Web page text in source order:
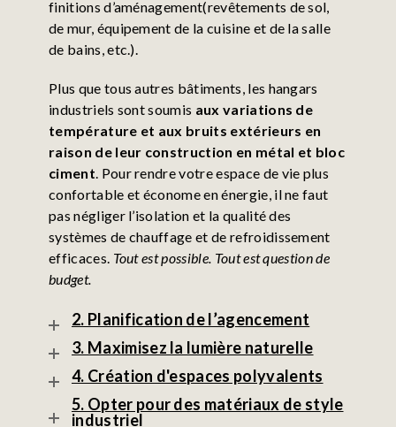
finitions d’aménagement(revêtements de sol,
de mur, équipement de la cuisine et de la salle
de bains, etc.).
Plus que tous autres bâtiments, les hangars
industriels sont soumis aux variations de
température et aux bruits extérieurs en
raison de leur construction en métal et bloc
ciment. Pour rendre votre espace de vie plus
confortable et économe en énergie, il ne faut
pas négliger l’isolation et la qualité des
systèmes de chauffage et de refroidissement
efficaces. Tout est possible. Tout est question de
budget.
2. Planification de l’agencement
3. Maximisez la lumière naturelle
4. Création d'espaces polyvalents
5. Opter pour des matériaux de style
industriel